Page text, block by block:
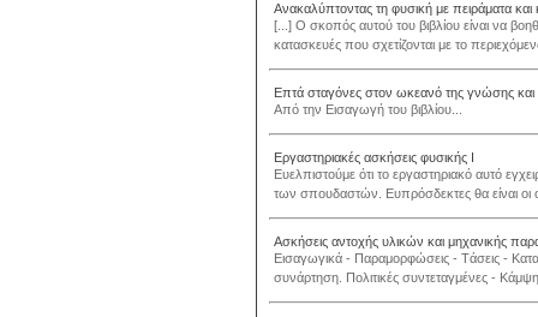
Ανακαλύπτοντας τη φυσική με πειράματα και
[...] Ο σκοπός αυτού του βιβλίου είναι να
κατασκευές που σχετίζονται με το
Επτά σταγόνες στον ωκεανό της γνώσης και
Από την Εισαγωγή του βιβλίου...
Εργαστηριακές ασκήσεις φυσικής Ι
Ευελπιστούμε ότι το εργαστηριακό αυτό
των σπουδαστών. Ευπρόσδεκτες θα είναι οι
Ασκήσεις αντοχής υλικών και μηχανικής
Eισαγωγικά - Παραμορφώσεις - Tάσεις -
συνάρτηση. Πολιτικές συντεταγμένες -